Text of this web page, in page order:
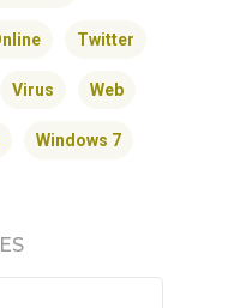
Twitter
Virus Web
Windows 7
SERVICIOS
BLOG
CONTACTO